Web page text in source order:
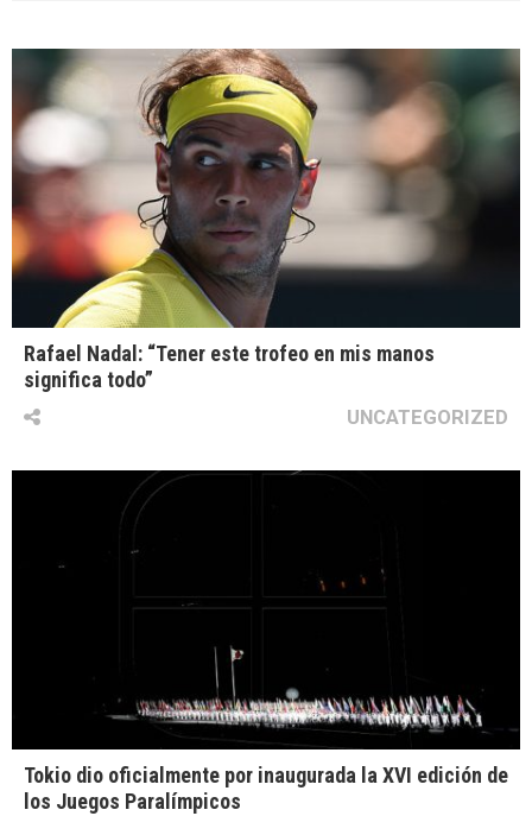
Rafael Nadal: “Tener este trofeo en mis manos
significa todo”
UNCATEGORIZED
Tokio dio oficialmente por inaugurada la XVI edición de
los Juegos Paralímpicos